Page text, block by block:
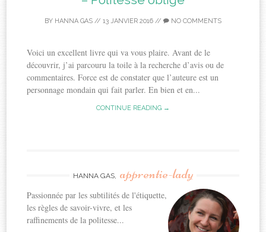
BY HANNA GAS // 13 JANVIER 2016 // NO COMMENTS
Voici un excellent livre qui va vous plaire. Avant de le
découvrir, j’ai parcouru la toile à la recherche d’avis ou de
commentaires. Force est de constater que l’auteure est un
personnage mondain qui fait parler. En bien et en...
CONTINUE READING →
HANNA GAS, apprentie-lady
Passionnée par les subtilités de l'étiquette,
les règles de savoir-vivre, et les
raffinements de la politesse...